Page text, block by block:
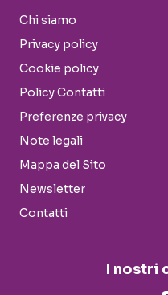
Chi siamo
Privacy policy
Cookie policy
Policy Contatti
Preferenze privacy
Note legali
Mappa del Sito
Newsletter
Contatti
I nostri